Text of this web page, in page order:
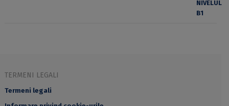
TERMENI LEGALI
Termeni legali